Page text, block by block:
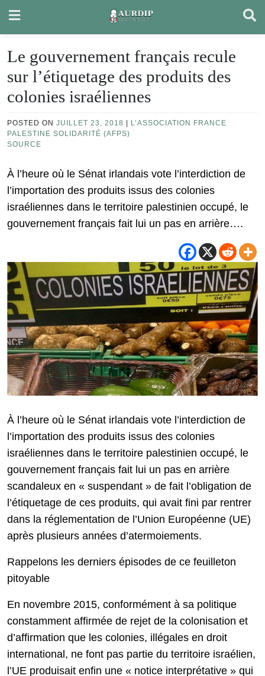
content
Le gouvernement français recule
sur l’étiquetage des produits des
colonies israéliennes
POSTED ON JUILLET 23, 2018
L’ASSOCIATION FRANCE
PALESTINE SOLIDARITÉ (AFPS)
SOURCE
À l’heure où le Sénat irlandais vote l’interdiction de
l’importation des produits issus des colonies
israéliennes dans le territoire palestinien occupé, le
gouvernement français fait lui un pas en arrière….
À l’heure où le Sénat irlandais vote l’interdiction de
l’importation des produits issus des colonies
israéliennes dans le territoire palestinien occupé, le
gouvernement français fait lui un pas en arrière
scandaleux en « suspendant » de fait l’obligation de
l’étiquetage de ces produits, qui avait fini par rentrer
dans la réglementation de l’Union Européenne (UE)
après plusieurs années d’atermoiements.
Rappelons les derniers épisodes de ce feuilleton
pitoyable
En novembre 2015, conformément à sa politique
constamment affirmée de rejet de la colonisation et
d’affirmation que les colonies, illégales en droit
international, ne font pas partie du territoire israélien,
l’UE produisait enfin une « notice interprétative » qui